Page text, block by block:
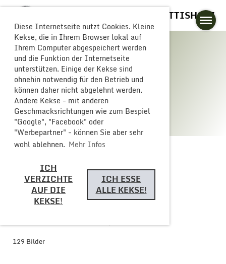
Diese Internetseite nutzt Cookies. Kleine
Kekse, die in Ihrem Browser lokal auf
Ihrem Computer abgespeichert werden
und die Funktion der Internetseite
unterstützen. Einige der Kekse sind
ohnehin notwendig für den Betrieb und
können daher nicht abgelehnt werden.
Andere Kekse - mit anderen
Geschmacksrichtungen wie zum Bespiel
"Google", "Facebook" oder
"Werbepartner" - können Sie aber sehr
wohl ablehnen. Mehr Infos
ICH
VERZICHTE
AUF DIE
KEKSE!
ICH ESSE
ALLE KEKSE!
GLOGGERESCHRÄNZER BUTTISHOLZ
Galerie
Zurück
129 Bilder